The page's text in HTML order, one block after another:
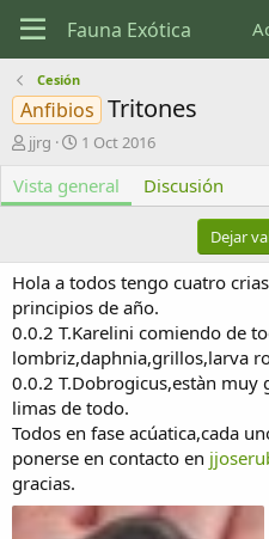
Cesión
Anfibios Tritones
A
t
o
jjrg
F
c
h
c
r
e
a
c
ó
n
1 Oct 2016
Vista general Discusión
Dejar
Hola a todos tengo cuatro
principios de año.
0.0.2 T.Karelini comiendo de
lombriz,daphnia,grillos,larva
0.0.2 T.Dobrogicus,estàn
limas de todo.
Todos en fase acúatica,cada
ponerse en contacto en
gracias.